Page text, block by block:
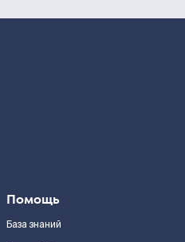
Помощь
База знаний